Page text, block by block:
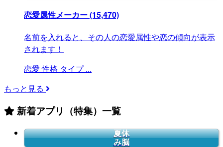
恋愛属性メーカー(15,470)
名前を入れると、その人の恋愛属性や恋の傾向が表示
されます！
恋愛 性格 タイプ ...
もっと見る
新着アプリ（特集）一覧
夏休
み脳